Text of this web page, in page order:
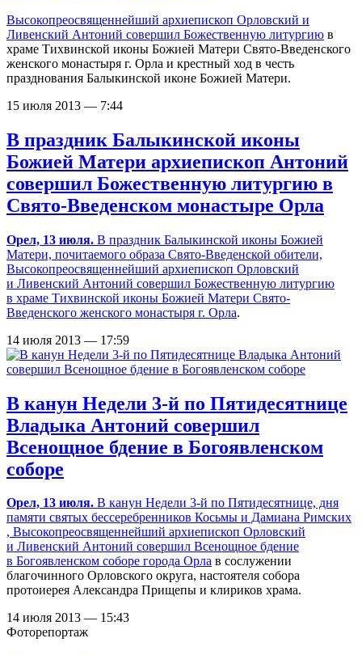
Высокопреосвященнейший архиепископ Орловский и
Ливенский Антоний совершил Божественную литургию в
храме Тихвинской иконы Божией Матери Свято-Введенского
женского монастыря г. Орла и крестный ход в честь
празднования Балыкинской иконе Божией Матери.
15 июля 2013 — 7:44
В праздник Балыкинской иконы
Божией Матери архиепископ Антоний
совершил Божественную литургию в
Свято-Введенском монастыре Орла
Орел, 13 июля. В праздник Балыкинской иконы Божией
Матери, почитаемого образа Свято-Введенской обители,
Высокопреосвященнейший архиепископ Орловский
и Ливенский Антоний совершил Божественную литургию
в храме Тихвинской иконы Божией Матери Свято-
Введенского женского монастыря г. Орла.
14 июля 2013 — 17:59
В канун Недели 3-й по Пятидесятнице
Владыка Антоний совершил
Всенощное бдение в Богоявленском
соборе
Орел, 13 июля. В канун Недели 3-й по Пятидесятнице, дня
памяти святых бессеребренников Косьмы и Дамиана Римских
, Высокопреосвященнейший архиепископ Орловский
и Ливенский Антоний совершил Всенощное бдение
в Богоявленском соборе города Орла в сослужении
благочинного Орловского округа, настоятеля собора
протоиерея Александра Прищепы и клириков храма.
14 июля 2013 — 15:43
Фоторепортаж